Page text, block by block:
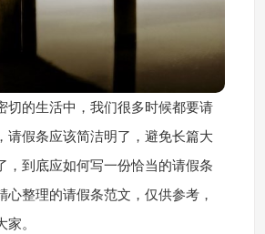
切的生活中，我们很多时候都要请
请假条应该简洁明了，避免长篇大
，到底应如何写一份恰当的请假条
心整理的请假条范文，仅供参考，
。